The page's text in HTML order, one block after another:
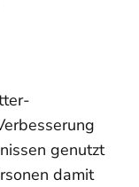
genutzt
damit